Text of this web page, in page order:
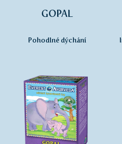
GOPAL
Pohodlné dýchání